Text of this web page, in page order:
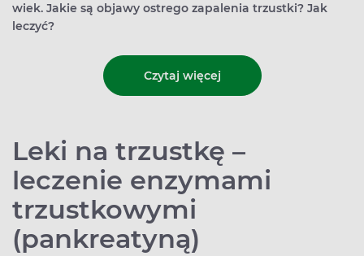
wiek. Jakie są objawy ostrego zapalenia trzustki? Jak
leczyć?
Czytaj więcej
Leki na trzustkę –
leczenie enzymami
trzustkowymi
(pankreatyną)